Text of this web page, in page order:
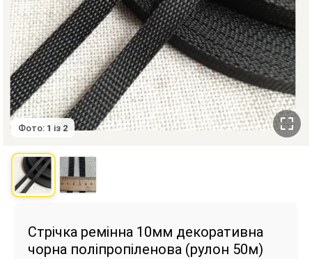
Фото: 1 із 2
Стрічка ремінна 10мм декоративна
чорна поліпропіленова (рулон 50м)